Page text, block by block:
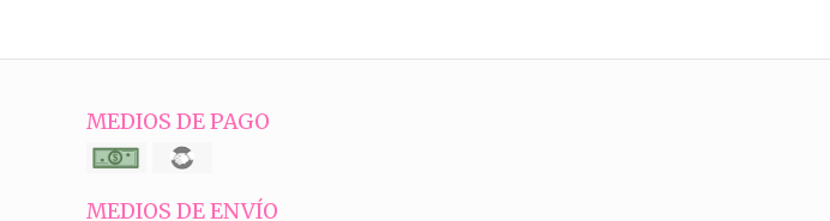
MEDIOS DE PAGO
MEDIOS DE ENVÍO